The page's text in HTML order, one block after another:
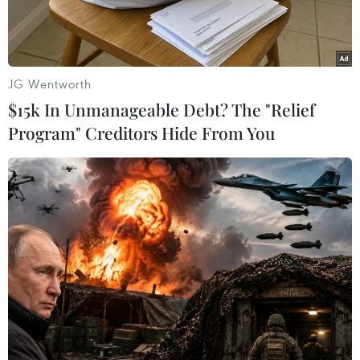
(Ảnh: Lê Minh Sơn/Vietnam+)
Theo Trung tâm Dự báo Khí tượng Thủy văn
Quốc gia, do ảnh hưởng của rãnh áp thấp bị nén
kết hợp với hội tụ gió trên mực 1500m nên ngày
và đêm 23/5, Bắc Bộ và Thanh Hóa có mưa rào
JG Wentworth
$15k In Unmanageable Debt? The "Relief
Program" Creditors Hide From You